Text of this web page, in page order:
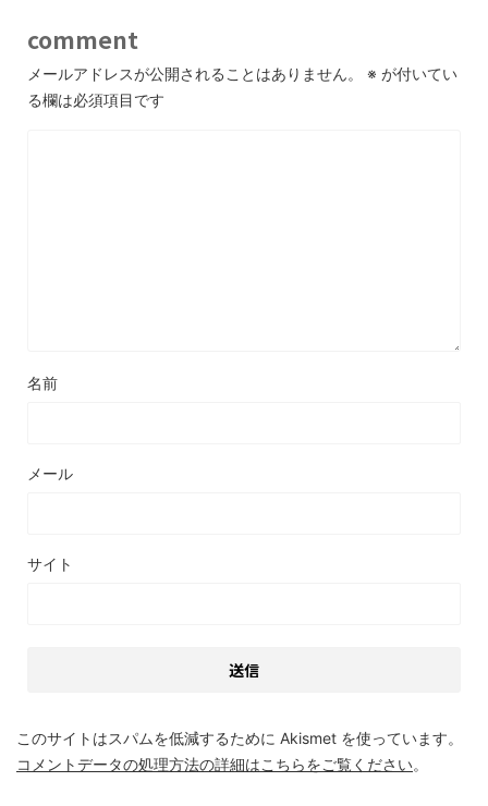
comment
メールアドレスが公開されることはありません。 ※ が付いてい
る欄は必須項目です
名前
メール
サイト
このサイトはスパムを低減するために Akismet を使っています。
コメントデータの処理方法の詳細はこちらをご覧ください。